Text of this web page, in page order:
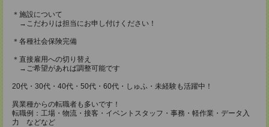
＊施設について
→こだわりは担当にお申し付けください！
＊各種社会保険完備
＊直接雇用への切り替え
→ご希望があれば調整可能です
20代・30代・40代・50代・60代・しゅふ・未経験も活躍中！
異業種からの転職者も多いです！
転職例：工場・物流・接客・イベントスタッフ・事務・軽作業・データ入
力 などなど